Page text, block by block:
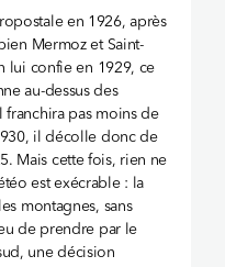
en 1926, après
Mermoz et Saint-
lui confie en 1929, ce
au-dessus des
pas moins de
il décolle donc de
Mais cette fois, rien ne
est exécrable : la
montagnes, sans
de prendre par le
une décision